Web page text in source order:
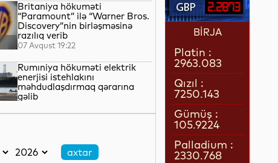
Britaniya hökuməti
“Paramount” ilə “Warner Bros.
Discovery”nin birləşməsinə
razılıq verib
07 Avqust 19:22
Rumıniya hökuməti elektrik
enerjisi istehlakını
məhdudlaşdırmaq qərarına
gəlib
hadisələrini araşdırır
2.2873
BİRJA
Platin :
2963.083
Qızıl :
7250.143
Gümüş :
105.9224
Palladium :
2330.768